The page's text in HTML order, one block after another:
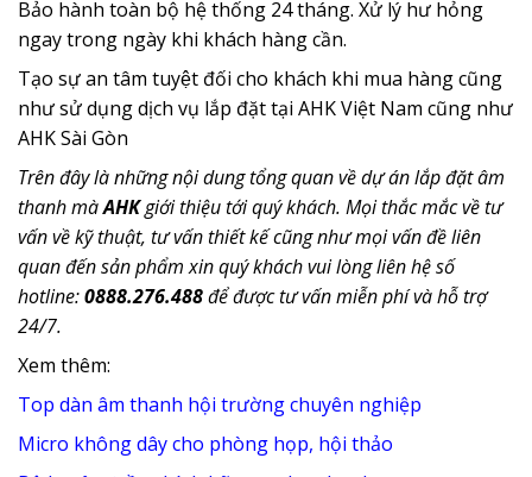
Bảo hành toàn bộ hệ thống 24 tháng. Xử lý hư hỏng
ngay trong ngày khi khách hàng cần.
Tạo sự an tâm tuyệt đối cho khách khi mua hàng cũng
như sử dụng dịch vụ lắp đặt tại AHK Việt Nam cũng như
AHK Sài Gòn
Trên đây là những nội dung tổng quan về dự án lắp đặt âm
thanh màAHKgiới thiệu tới quý khách. Mọi thắc mắc về tư
vấn về kỹ thuật, tư vấn thiết kế cũng như mọi vấn đề liên
quan đến sản phẩm xin quý khách vui lòng liên hệ số
hotline:0888.276.488để được tư vấn miễn phí và hỗ trợ
24/7.
Xem thêm:
Top dàn âm thanh hội trường chuyên nghiệp
Micro không dây cho phòng họp, hội thảo